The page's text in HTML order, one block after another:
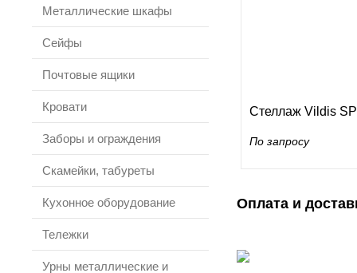
Металлические шкафы
Сейфы
Почтовые ящики
Кровати
Заборы и ограждения
Скамейки, табуреты
Кухонное оборудование
Тележки
Урны металлические и
Стеллаж Vildis
По запросу
Оплата и